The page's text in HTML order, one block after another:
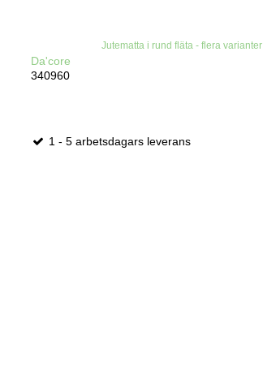
Jutematta i rund fläta - flera varianter
Da'core
340960
1 - 5 arbetsdagars leverans